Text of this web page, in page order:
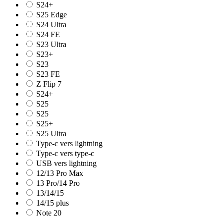
S24+
S25 Edge
S24 Ultra
S24 FE
S23 Ultra
S23+
S23
S23 FE
Z Flip 7
S24+
S25
S25
S25+
S25 Ultra
Type-c vers lightning
Type-c vers type-c
USB vers lightning
12/13 Pro Max
13 Pro/14 Pro
13/14/15
14/15 plus
Note 20